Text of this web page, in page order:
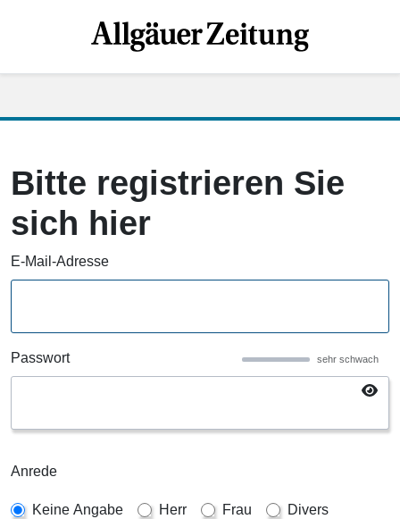
Bitte registrieren Sie
sich hier
E-Mail-Adresse
Passwort sehr schwach
Anrede
Keine Angabe Herr Frau
Divers